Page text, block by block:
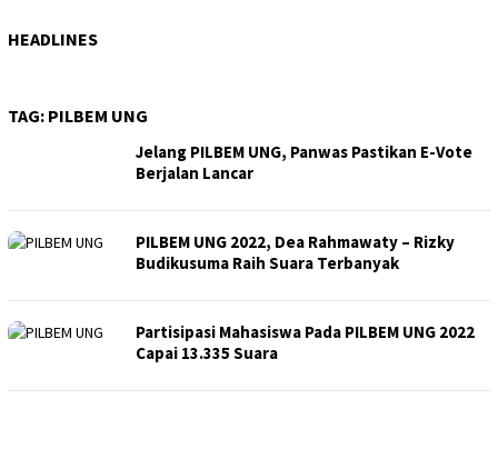
HEADLINES
TAG: PILBEM UNG
Jelang PILBEM UNG, Panwas Pastikan E-Vote
Berjalan Lancar
PILBEM UNG 2022, Dea Rahmawaty – Rizky
Budikusuma Raih Suara Terbanyak
Partisipasi Mahasiswa Pada PILBEM UNG 2022
Capai 13.335 Suara